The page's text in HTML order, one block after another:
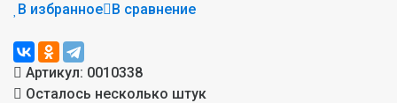
В избранное В сравнение
Артикул: 0010338
Осталось несколько штук